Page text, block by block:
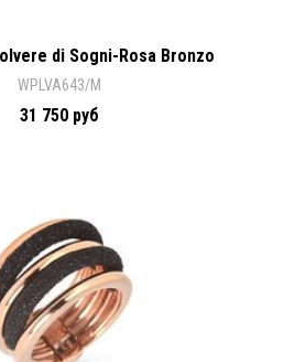
di Sogni-Rosa Bronzo
WPLVA643/M
31 750 руб